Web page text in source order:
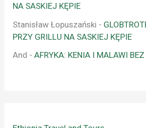
NA SASKIEJ KĘPIE
Stanisław Łopuszański -
PRZY GRILLU NA SASKIEJ KĘPIE
And -AFRYKA: KENIA I MALAWI